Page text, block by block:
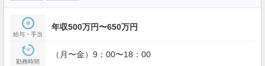
給与・手当
年収500万円〜650万円
勤務時間
（月〜金）9：00〜18：00